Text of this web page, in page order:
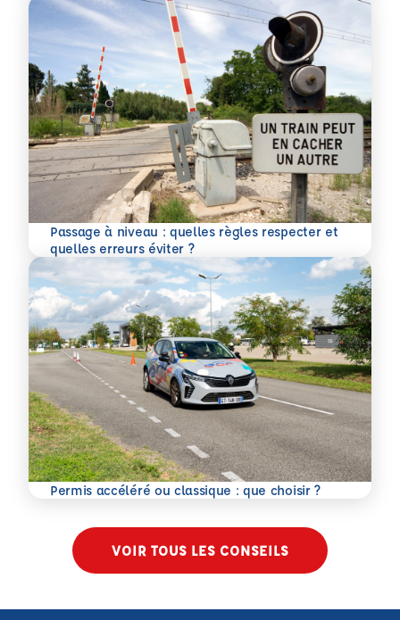
Passage à niveau : quelles règles respecter et
quelles erreurs éviter ?
En savoir plus
Permis accéléré ou classique : que choisir ?
En savoir plus
VOIR TOUS LES CONSEILS